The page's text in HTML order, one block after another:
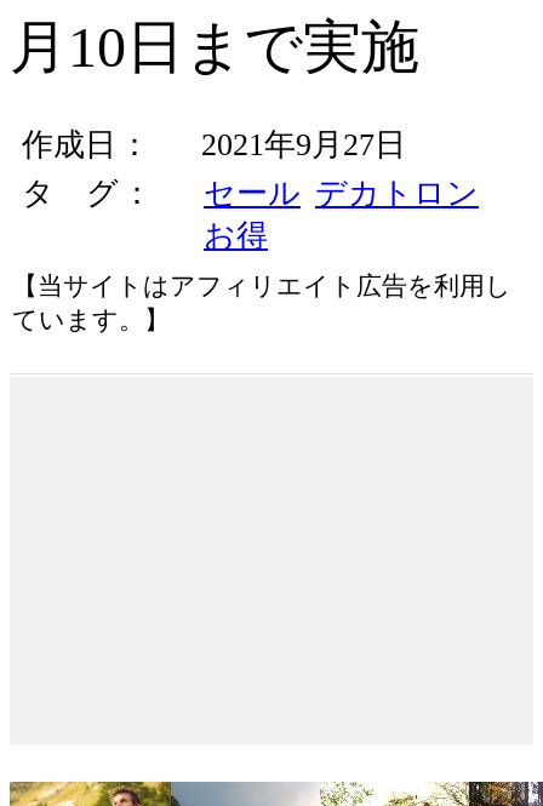
月10日まで実施
作成日
2021年9月27日
タ グ
セール デカトロン
お得
【当サイトはアフィリエイト広告を利用し
ています。】